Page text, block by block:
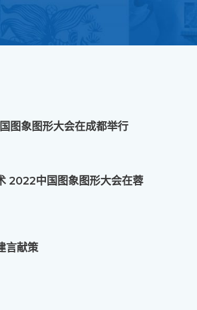
图象图形大会在成都举行
2022中国图象图形大会在蓉
言献策